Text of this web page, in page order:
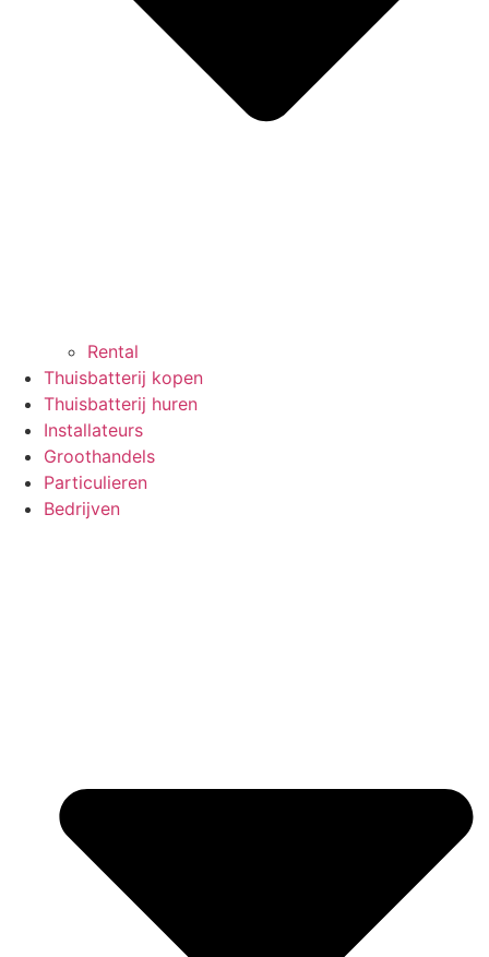
Rental
Thuisbatterij kopen
Thuisbatterij huren
Installateurs
Groothandels
Particulieren
Bedrijven